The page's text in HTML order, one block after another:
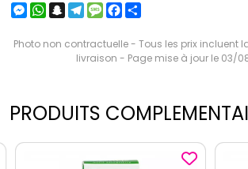
Messenger
WhatsApp
Snapchat
Telegram
MessageFacebook
Photo non contractuelle - Tous les prix incluent
livraison - Page mise à jour le 03/
PRODUITS